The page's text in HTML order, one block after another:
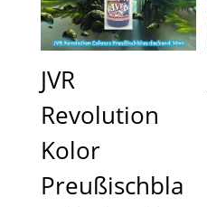
JVR
Revolution
Kolor
Preußischbla